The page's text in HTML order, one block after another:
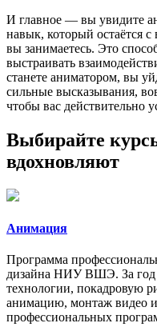
И главное — вы увидите
навык, который остаётся
вы занимаетесь. Это
выстраивать
станете аниматором, вы
сильные высказывания,
чтобы вас действительно
Выбирайте
вдохновляют
Анимация
Программа
дизайна НИУ ВШЭ. За год
технологии, покадровую
анимацию, монтаж видео
профессиональных